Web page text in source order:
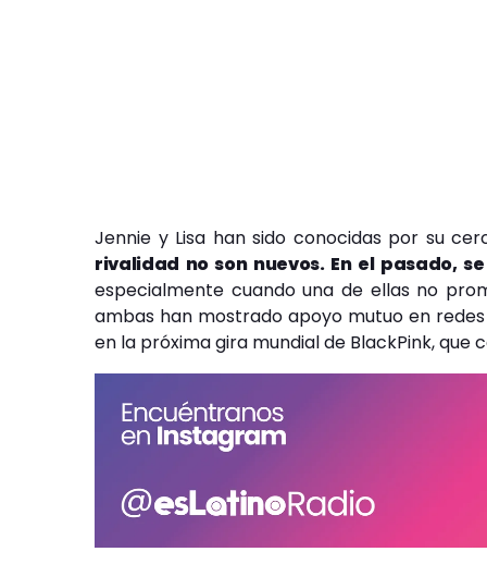
Jennie y Lisa han sido conocidas por su
rivalidad no son nuevos. En el pasado,
especialmente cuando una de ellas no
ambas han mostrado apoyo mutuo en
en la próxima gira mundial de BlackPink, que